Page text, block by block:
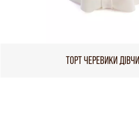
ТОРТ ЧЕРЕВИКИ